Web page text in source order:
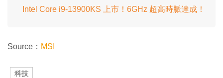
Intel Core i9-13900KS 上市！6GHz 超高時脈達成！
Source： MSI
科技